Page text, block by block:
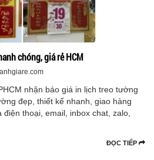
chóng, giá rẻ HCM
nhận báo giá in lịch treo tường
đẹp, thiết kế nhanh, giao hàng
thoại, email, inbox chat, zalo,
ĐỌC TIẾP